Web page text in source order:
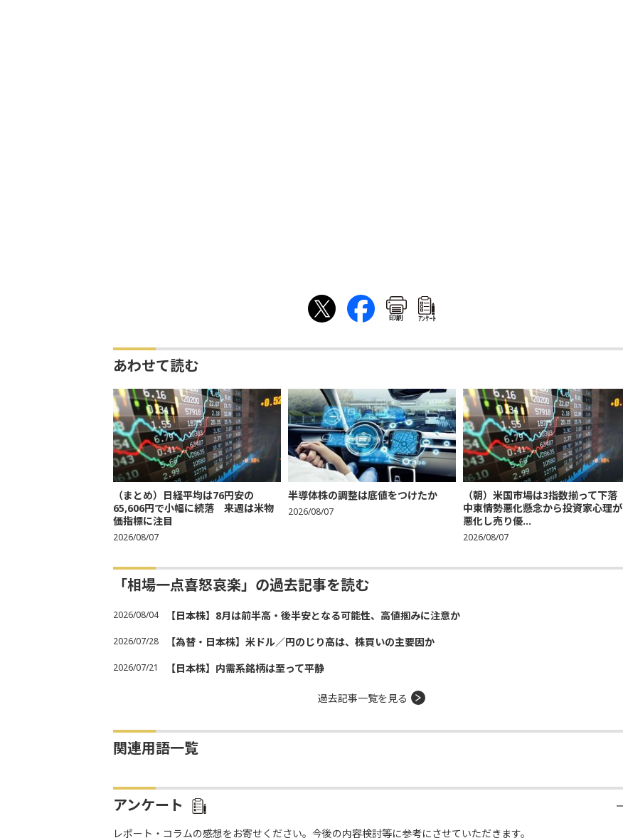
印刷 ｱﾝｹｰﾄ
あわせて読む
（まとめ）日経平均は76円安の
65,606円で小幅に続落 来週は米物
価指標に注目
2026/08/07
半導体株の調整は底値をつけたか
2026/08/07
（朝）米国市場は3指数揃って下落
中東情勢悪化懸念から投資家心理が
悪化し売り優...
2026/08/07
「相場一点喜怒哀楽」の過去記事を読む
2026/08/04 【日本株】8月は前半高・後半安となる可能性、高値掴みに注意か
2026/07/28 【為替・日本株】米ドル／円のじり高は、株買いの主要因か
2026/07/21 【日本株】内需系銘柄は至って平静
過去記事一覧を見る
関連用語一覧
アンケート
レポート・コラムの感想をお寄せください。今後の内容検討等に参考にさせていただきます。